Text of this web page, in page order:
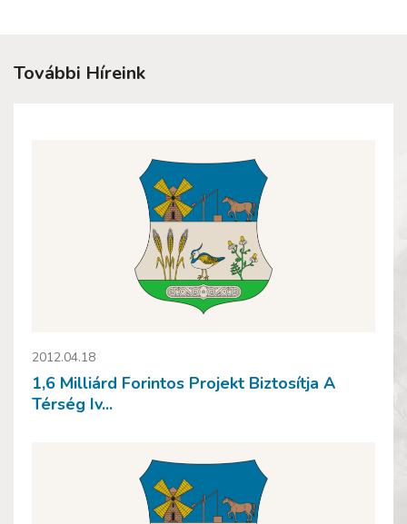
További Híreink
2012.04.18
1,6 Milliárd Forintos Projekt Biztosítja A
Térség Iv...